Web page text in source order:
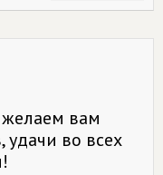
вам
удачи во всех